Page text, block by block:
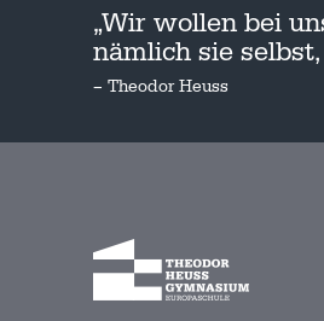
„Wir wollen bei
nämlich sie
– Theodor Heuss